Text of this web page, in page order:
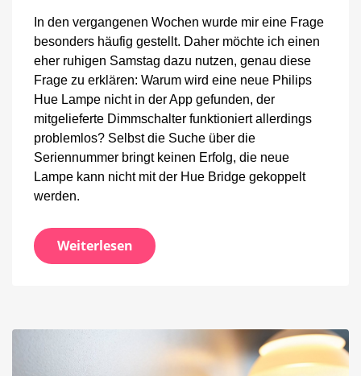
gefunden
In den vergangenen Wochen wurde mir eine Frage
besonders häufig gestellt. Daher möchte ich einen
eher ruhigen Samstag dazu nutzen, genau diese
Frage zu erklären: Warum wird eine neue Philips
Hue Lampe nicht in der App gefunden, der
mitgelieferte Dimmschalter funktioniert allerdings
problemlos? Selbst die Suche über die
Seriennummer bringt keinen Erfolg, die neue
Lampe kann nicht mit der Hue Bridge gekoppelt
werden.
Weiterlesen